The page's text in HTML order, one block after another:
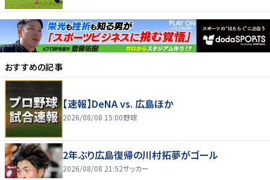
おすすめの記事
【速報】DeNA vs. 広島ほか
2026/08/08 15:00野球
2年ぶり広島復帰の川村拓夢がゴール
2026/08/08 21:52サッカー